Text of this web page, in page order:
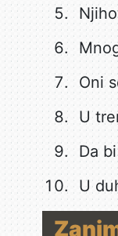
Oni
U
Da
U